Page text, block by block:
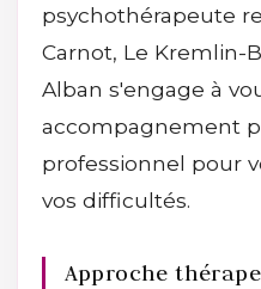
psychothérapeute
Carnot, Le Kremlin-
Alban s'engage à
accompagnement
professionnel pour
vos difficultés.
Approche